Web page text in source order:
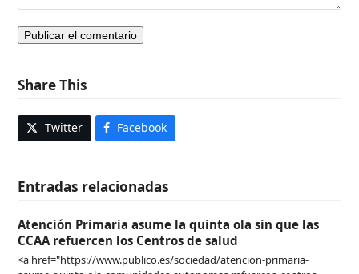
Share This
Twitter Facebook
Entradas relacionadas
Atención Primaria asume la quinta ola sin que las
CCAA refuercen los Centros de salud
<a href="https://www.publico.es/sociedad/atencion-primaria-